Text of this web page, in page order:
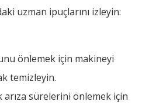
uzman ipuçlarını izleyin:
önlemek için makineyi
temizleyin.
arıza sürelerini önlemek için